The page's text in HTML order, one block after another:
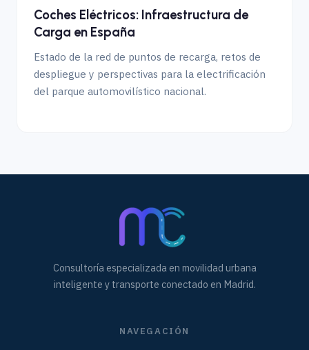
Coches Eléctricos: Infraestructura de
Carga en España
Estado de la red de puntos de recarga, retos de
despliegue y perspectivas para la electrificación
del parque automovilístico nacional.
Consultoría especializada en movilidad urbana
inteligente y transporte conectado en Madrid.
NAVEGACIÓN